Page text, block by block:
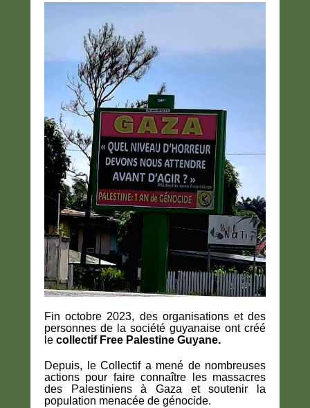
Fin octobre 2023, des organisations et des
personnes de la société guyanaise ont créé
le collectif Free Palestine Guyane.
Depuis, le Collectif a mené de nombreuses
actions pour faire connaître les massacres
des Palestiniens à Gaza et soutenir la
population menacée de génocide.